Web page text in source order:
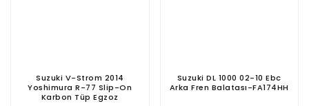
Suzuki V-Strom 2014
Yoshimura R-77 Slip-On
Karbon Tüp Egzoz
Suzuki DL 1000 02-10 Ebc
Arka Fren Balatası-FA174HH